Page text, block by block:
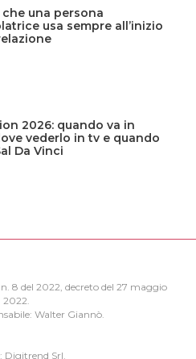
che una persona
usa sempre all’inizio
2026: quando va in
vederlo in tv e quando
Da Vinci
8 del 2022, decreto del 27 maggio
2022.
Walter Giannò.
Digitrend Srl.